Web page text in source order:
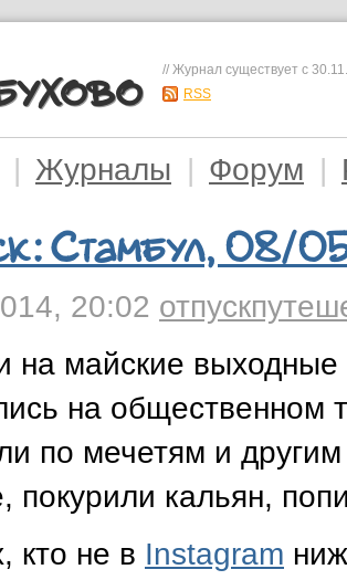
// Журнал существует с
RSS
| Журналы | Форум |
Стамбул, 08/
20:02 отпуск
на майские выходные
на общественном
по мечетям и
покурили кальян,
кто не в Instagram